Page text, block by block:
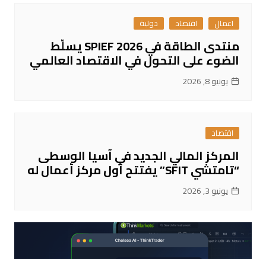
اعمال اقتصاد دولية
منتدى الطاقة في SPIEF 2026 يسلّط
الضوء على التحول في الاقتصاد العالمي
يونيو 8, 2026
اقتصاد
المركز المالي الجديد في آسيا الوسطى
“تامتشي SFIT” يفتتح أول مركز أعمال له
يونيو 3, 2026